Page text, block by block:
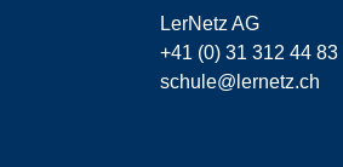
LerNetz AG
+41 (0) 31 312 44 83
schule@lernetz.ch